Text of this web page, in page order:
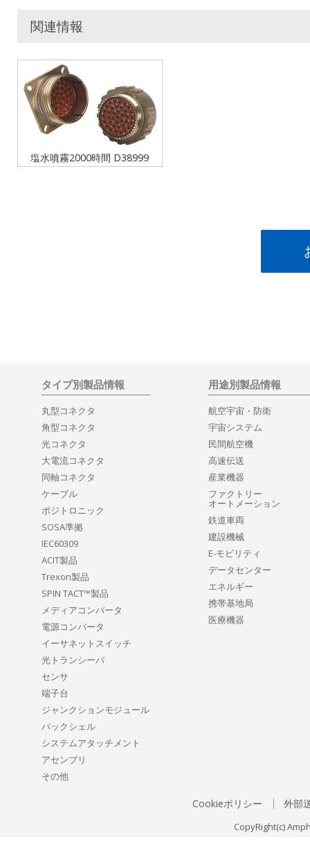
関連情報
塩水噴霧2000時間 D38999
タイプ別製品情報
丸型コネクタ
角型コネクタ
光コネクタ
大電流コネクタ
同軸コネクタ
ケーブル
ポジトロニック
SOSA準拠
IEC60309
ACIT製品
Trexon製品
SPIN TACT™製品
メディアコンバータ
電源コンバータ
イーサネットスイッチ
光トランシーバ
センサ
端子台
ジャンクションモジュール
バックシェル
システムアタッチメント
アセンブリ
その他
用途別製品情報
航空宇宙・防衛
宇宙システム
民間航空機
高速伝送
産業機器
ファクトリー
オートメーション
鉄道車両
建設機械
E-モビリティ
データセンター
エネルギー
携帯基地局
医療機器
Cookieポリシー 外部
CopyRight(c)